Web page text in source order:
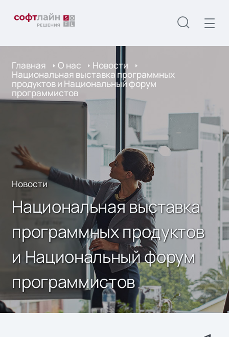
Главная О нас Новости
Национальная выставка программных
продуктов и Национальный форум
программистов
Новости
Национальная выставка
программных продуктов
и Национальный форум
программистов